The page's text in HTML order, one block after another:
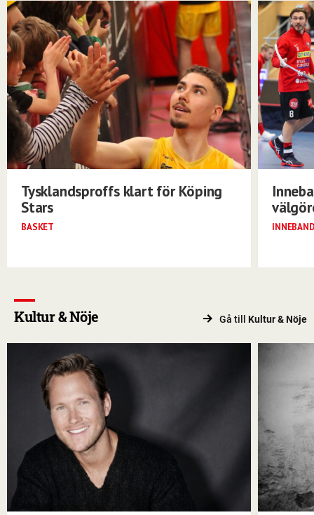
Tysklandsproffs klart för Köping
Stars
BASKET
Kultur & Nöje Gå till Kultur & Nöje